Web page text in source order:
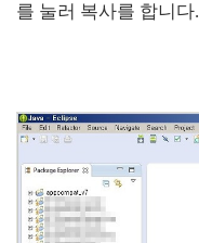
를 눌러 복사를 합니다.